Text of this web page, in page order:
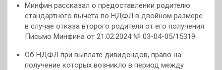
Минфин рассказал о предоставлении родителю
стандартного вычета по НДФЛ в двойном размере
в случае отказа второго родителя от его получения
Письмо Минфина от 21.02.2024 № 03-04-05/15319.
Об НДФЛ при выплате дивидендов, право на
получение которых возникло в период между